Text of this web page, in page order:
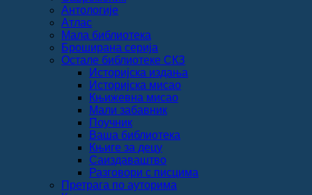
Антологије
Атлас
Мала библиотека
Броширана серија
Остале библиотеке СКЗ
Историјска издања
Историјска мисао
Књижевна мисао
Мали забавник
Поучник
Ваша библиотека
Књиге за децу
Саиздаваштво
Разговори с писцима
Претрага по ауторима